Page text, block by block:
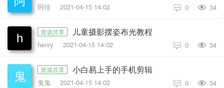
阿佳 2021-04-15 14:02 0  34
资源共享 儿童摄影摆姿布光教程
henry 2021-04-15 14:02 0  34
资源共享 小白易上手的手机剪辑
鬼鬼 2021-04-15 14:02 0  34